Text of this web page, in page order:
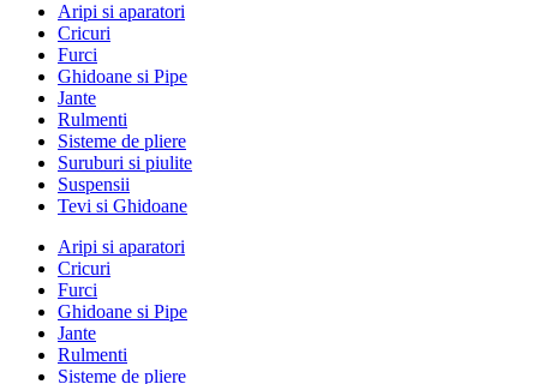
Aripi si aparatori
Cricuri
Furci
Ghidoane si Pipe
Jante
Rulmenti
Sisteme de pliere
Suruburi si piulite
Suspensii
Tevi si Ghidoane
Aripi si aparatori
Cricuri
Furci
Ghidoane si Pipe
Jante
Rulmenti
Sisteme de pliere